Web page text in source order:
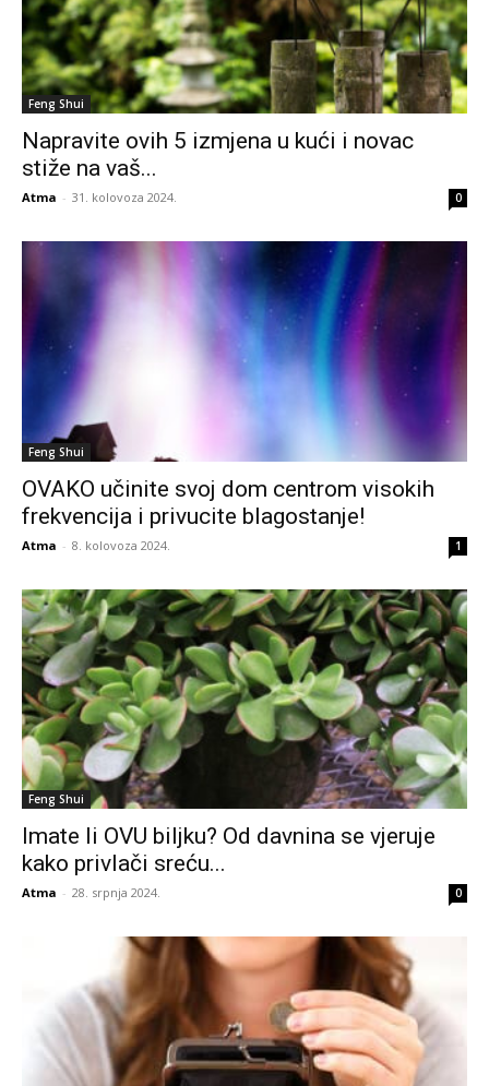
Feng Shui
Napravite ovih 5 izmjena u kući i novac
stiže na vaš...
Atma - 31. kolovoza 2024. 0
Feng Shui
OVAKO učinite svoj dom centrom visokih
frekvencija i privucite blagostanje!
Atma - 8. kolovoza 2024. 1
Feng Shui
Imate li OVU biljku? Od davnina se vjeruje
kako privlači sreću...
Atma - 28. srpnja 2024. 0